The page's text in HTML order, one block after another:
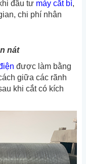
đầu tư máy cắt bì,
chi phí nhân
nát
được làm bằng
giữa các rãnh
khi cắt có kích